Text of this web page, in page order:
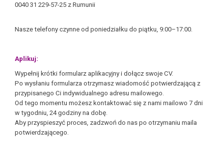
0040 31 229-57-25 z Rumunii
Nasze telefony czynne od poniedziałku do piątku, 9:00–17:00.
Aplikuj:
Wypełnij krótki formularz aplikacyjny i dołącz swoje CV.
Po wysłaniu formularza otrzymasz wiadomość potwierdzającą z
przypisanego Ci indywidualnego adresu mailowego.
Od tego momentu możesz kontaktować się z nami mailowo 7 dni
w tygodniu, 24 godziny na dobę.
Aby przyspieszyć proces, zadzwoń do nas po otrzymaniu maila
potwierdzającego.